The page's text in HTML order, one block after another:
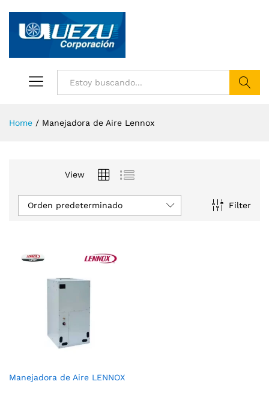
Home / Manejadora de Aire Lennox
View
Filter
Orden predeterminado
Manejadora de Aire LENNOX